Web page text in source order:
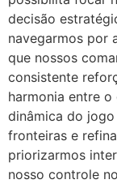
decisão
navegarmos por
que nossos
consistente
harmonia entre
dinâmica do
fronteiras e
priorizarmos
nosso controle